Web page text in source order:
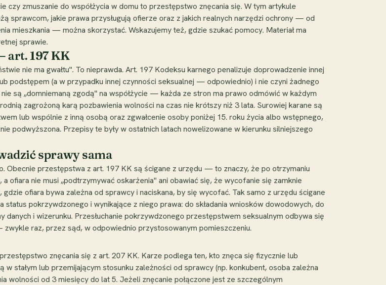
czy zmuszanie do współżycia w domu to przestępstwo znęcania się. W tym artykule
sprawcom, jakie prawa przysługują ofierze oraz z jakich realnych narzędzi ochrony — od
mieszkania — można skorzystać. Wskazujemy też, gdzie szukać pomocy. Materiał ma
sprawie.
art. 197 KK
nie ma gwałtu". To nieprawda. Art. 197 Kodeksu karnego penalizuje doprowadzenie innej
podstępem (a w przypadku innej czynności seksualnej — odpowiednio) i nie czyni żadnego
są „domniemaną zgodą" na współżycie — każda ze stron ma prawo odmówić w każdym
zagrożoną karą pozbawienia wolności na czas nie krótszy niż 3 lata. Surowiej karane są
lub wspólnie z inną osobą oraz zgwałcenie osoby poniżej 15. roku życia albo wstępnego,
podwyższona. Przepisy te były w ostatnich latach nowelizowane w kierunku silniejszego
sprawy sama
Obecnie przestępstwa z art. 197 KK są ścigane z urzędu — to znaczy, że po otrzymaniu
ofiara nie musi „podtrzymywać oskarżenia" ani obawiać się, że wycofanie się zamknie
ofiara bywa zależna od sprawcy i naciskana, by się wycofać. Tak samo z urzędu ścigane
pokrzywdzonego i wynikające z niego prawa: do składania wniosków dowodowych, do
i wizerunku. Przesłuchanie pokrzywdzonego przestępstwem seksualnym odbywa się
raz, przez sąd, w odpowiednio przystosowanym pomieszczeniu.
znęcania się z art. 207 KK. Karze podlega ten, kto znęca się fizycznie lub
stałym lub przemijającym stosunku zależności od sprawcy (np. konkubent, osoba zależna
wolności od 3 miesięcy do lat 5. Jeżeli znęcanie połączone jest ze szczególnym